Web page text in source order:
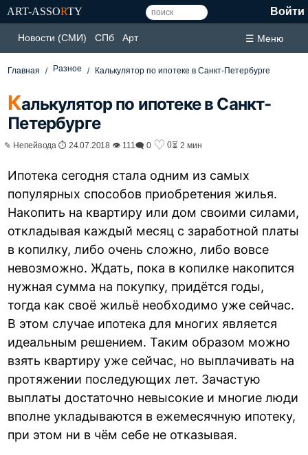
ART-ASSORTY Войти
Новости (СМИ) СПб Арт ☰ Меню
Главная Разное Калькулятор по ипотеке в Санкт-Петербурге
Калькулятор по ипотеке в Санкт-
Петербурге
✎ Непейвода ⏱ 24.07.2018 👁 111 🗨 0 ♡ 0⏳ 2 мин
Ипотека сегодня стала одним из самых
популярных способов приобретения жилья.
Накопить на квартиру или дом своими силами,
откладывая каждый месяц с заработной платы
в копилку, либо очень сложно, либо вовсе
невозможно. Ждать, пока в копилке накопится
нужная сумма на покупку, придётся годы,
тогда как своё жильё необходимо уже сейчас.
В этом случае ипотека для многих является
идеальным решением. Таким образом можно
взять квартиру уже сейчас, но выплачивать на
протяжении последующих лет. Зачастую
выплаты достаточно невысокие и многие люди
вполне укладываются в ежемесячную ипотеку,
при этом ни в чём себе не отказывая.